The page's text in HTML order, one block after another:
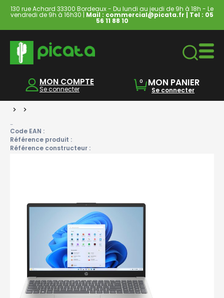
130 rue Achard 33300 Bordeaux - Du lundi au jeudi de 9h à 18h - Le
vendredi de 9h à 16h30 | Mail : commercial@picata.fr | Tel : 05
56 11 88 10
MON COMPTE
Se connecter
0 MON PANIER
Se connecter
> >
-
Code EAN :
Référence produit :
Référence constructeur :